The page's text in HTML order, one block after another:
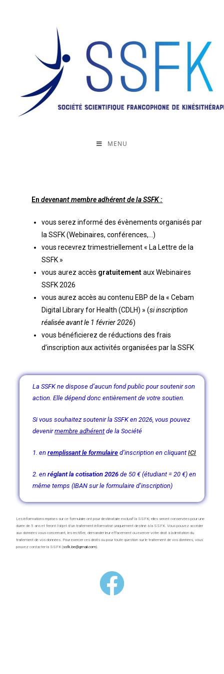
MENU
En devenant membre adhérent de la SSFK :
vous serez informé des évènements organisés par
la SSFK (Webinaires, conférences,…)
vous recevrez trimestriellement « La Lettre de la
SSFK »
vous aurez accès gratuitementaux Webinaires
SSFK 2026
vous aurez accès au contenu EBP de la « Cebam
Digital Library for Health (CDLH) » (si inscription
réalisée avant le 1 février 2026)
vous bénéficierez de réductions des frais
d’inscription aux activités organisées par la SSFK
La SSFK ne dispose d’aucun fond public pour soutenir son
action. Elle dépend donc entièrement de votre soutien.
Si vous souhaitez soutenir la SSFK en 2026, vous pouvez
devenirmembre adhérentde la Société
1. enremplissant le formulaire d’inscription en cliquantICI
2. enréglant la cotisation 2026 de 50 € (étudiant = 20 €) en
même temps (IBAN sur le formulaire d’inscription)
Les informations reprises sur ce formulaire ont pour destinataire exclusif la SSFK; elles seront conservées pour une
durée de 5 ans et feront l’objet d’un traitement informatisé uniquement destiné à la SSFK. Vous pouvez accéder
aux données vous concernant, les rectifier, demander leur effacement ou exercer votre droit à la limitation du
traitement de vos données. Pour exercer ces droits ou pour toute question sur le traitement de vos données, vous
pouvez contacter la SSFK (ssfk.be@gmail.com).